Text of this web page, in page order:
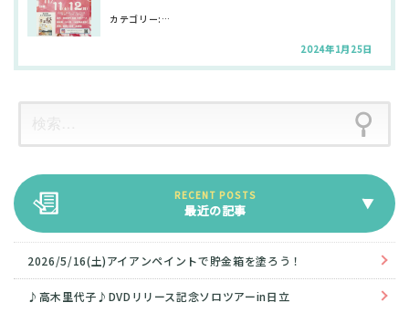
カテゴリー:
2024年1月25日
最近の記事
2026/5/16(土)アイアンペイントで貯金箱を塗ろう！
♪高木里代子♪DVDリリース記念ソロツアーin日立